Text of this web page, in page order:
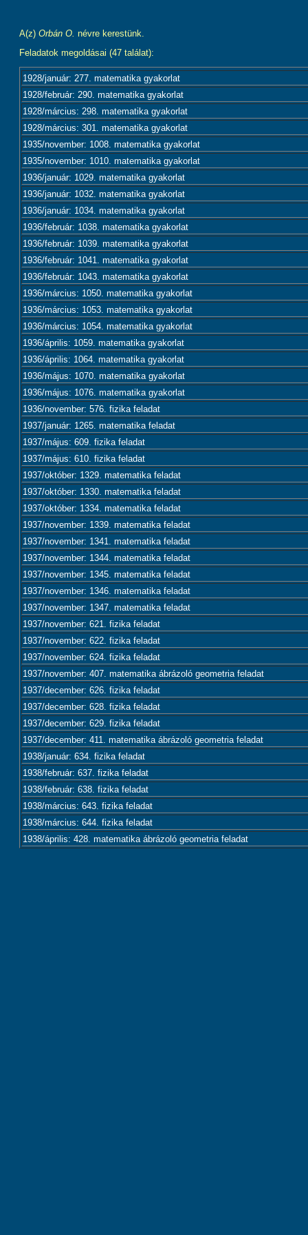
A(z) Orbán O. névre kerestünk.
Feladatok megoldásai (47 találat):
1928/január: 277. matematika gyakorlat
1928/február: 290. matematika gyakorlat
1928/március: 298. matematika gyakorlat
1928/március: 301. matematika gyakorlat
1935/november: 1008. matematika gyakorlat
1935/november: 1010. matematika gyakorlat
1936/január: 1029. matematika gyakorlat
1936/január: 1032. matematika gyakorlat
1936/január: 1034. matematika gyakorlat
1936/február: 1038. matematika gyakorlat
1936/február: 1039. matematika gyakorlat
1936/február: 1041. matematika gyakorlat
1936/február: 1043. matematika gyakorlat
1936/március: 1050. matematika gyakorlat
1936/március: 1053. matematika gyakorlat
1936/március: 1054. matematika gyakorlat
1936/április: 1059. matematika gyakorlat
1936/április: 1064. matematika gyakorlat
1936/május: 1070. matematika gyakorlat
1936/május: 1076. matematika gyakorlat
1936/november: 576. fizika feladat
1937/január: 1265. matematika feladat
1937/május: 609. fizika feladat
1937/május: 610. fizika feladat
1937/október: 1329. matematika feladat
1937/október: 1330. matematika feladat
1937/október: 1334. matematika feladat
1937/november: 1339. matematika feladat
1937/november: 1341. matematika feladat
1937/november: 1344. matematika feladat
1937/november: 1345. matematika feladat
1937/november: 1346. matematika feladat
1937/november: 1347. matematika feladat
1937/november: 621. fizika feladat
1937/november: 622. fizika feladat
1937/november: 624. fizika feladat
1937/november: 407. matematika ábrázoló geometria feladat
1937/december: 626. fizika feladat
1937/december: 628. fizika feladat
1937/december: 629. fizika feladat
1937/december: 411. matematika ábrázoló geometria feladat
1938/január: 634. fizika feladat
1938/február: 637. fizika feladat
1938/február: 638. fizika feladat
1938/március: 643. fizika feladat
1938/március: 644. fizika feladat
1938/április: 428. matematika ábrázoló geometria feladat